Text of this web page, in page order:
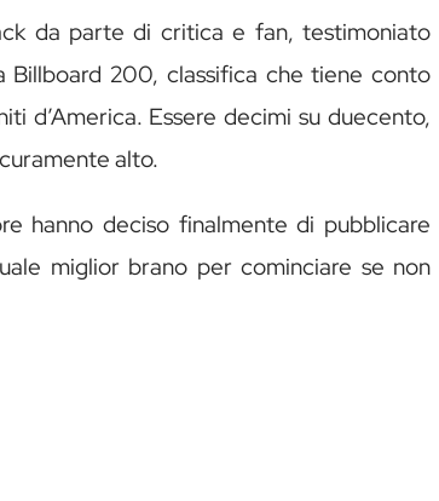
da parte di critica e fan, testimoniato
200, classifica che tiene conto
d’America. Essere decimi su duecento,
alto.
hanno deciso finalmente di pubblicare
miglior brano per cominciare se non